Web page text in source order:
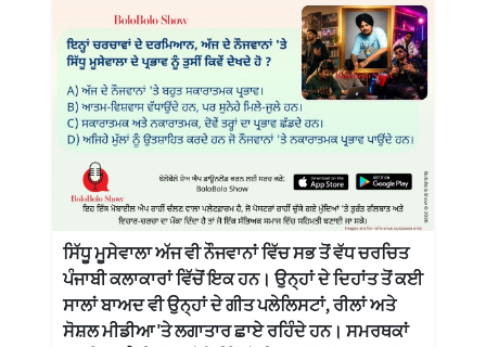
ਸਿੱਧੂ ਮੂਸੇਵਾਲਾ ਅੱਜ ਵੀ ਨੌਜਵਾਨਾਂ ਵਿੱਚ ਸਭ ਤੋਂ ਵੱਧ ਚਰਚਿਤ
ਪੰਜਾਬੀ ਕਲਾਕਾਰਾਂ ਵਿੱਚੋਂ ਇਕ ਹਨ। ਉਨ੍ਹਾਂ ਦੇ ਦਿਹਾਂਤ ਤੋਂ ਕਈ
ਸਾਲਾਂ ਬਾਅਦ ਵੀ ਉਨ੍ਹਾਂ ਦੇ ਗੀਤ ਪਲੇਲਿਸਟਾਂ, ਰੀਲਾਂ ਅਤੇ
ਸੋਸ਼ਲ ਮੀਡੀਆ 'ਤੇ ਲਗਾਤਾਰ ਛਾਏ ਰਹਿੰਦੇ ਹਨ। ਸਮਰਥਕਾਂ